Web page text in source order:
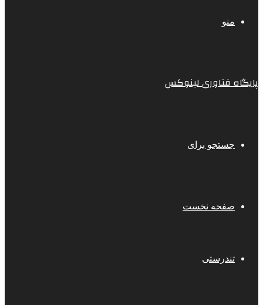
منو
پایگاه فناوری لینوکس
جستجو برای
صفحه نخست
تندرستی